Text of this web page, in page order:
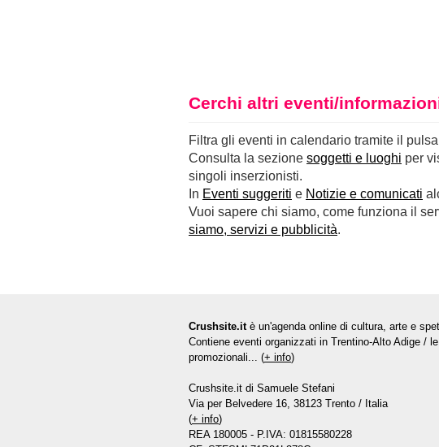
Cerchi altri eventi/
Filtra gli eventi in calendario tramite il
Consulta la sezione soggetti e luoghi per
singoli inserzionisti.
In Eventi suggeriti e Notizie e comunicati
Vuoi sapere chi siamo, come funziona il
siamo, servizi e pubblicità.
Crushsite.it è un'agenda online di cultura, arte e
Contiene eventi organizzati in Trentino-Alto Adige /
promozionali... (+ info)
Crushsite.it di Samuele Stefani
Via per Belvedere 16, 38123 Trento / Italia
(+ info)
REA 180005 - P.IVA: 01815580228